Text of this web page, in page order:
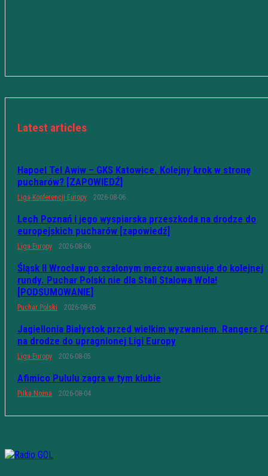
Latest articles
Hapoel Tel Awiw – GKS Katowice. Kolejny krok w stronę
pucharów? [ZAPOWIEDŹ]
Liga Konferencji Europy 2026-08-06
Lech Poznań i jego wyspiarska przeszkoda na drodze do
europejskich pucharów [zapowiedź]
Liga Europy 2026-08-06
Śląsk II Wrocław po szalonym meczu awansuje do kolejnej
rundy. Puchar Polski nie dla Stali Stalowa Wola!
[PODSUMOWANIE]
Puchar Polski 2026-08-05
Jagiellonia Białystok przed wielkim wyzwaniem. Rangers
na drodze do upragnionej Ligi Europy
Liga Europy 2026-08-05
Afimico Pululu zagra w tym klubie
Piłka Nożna 2026-08-04